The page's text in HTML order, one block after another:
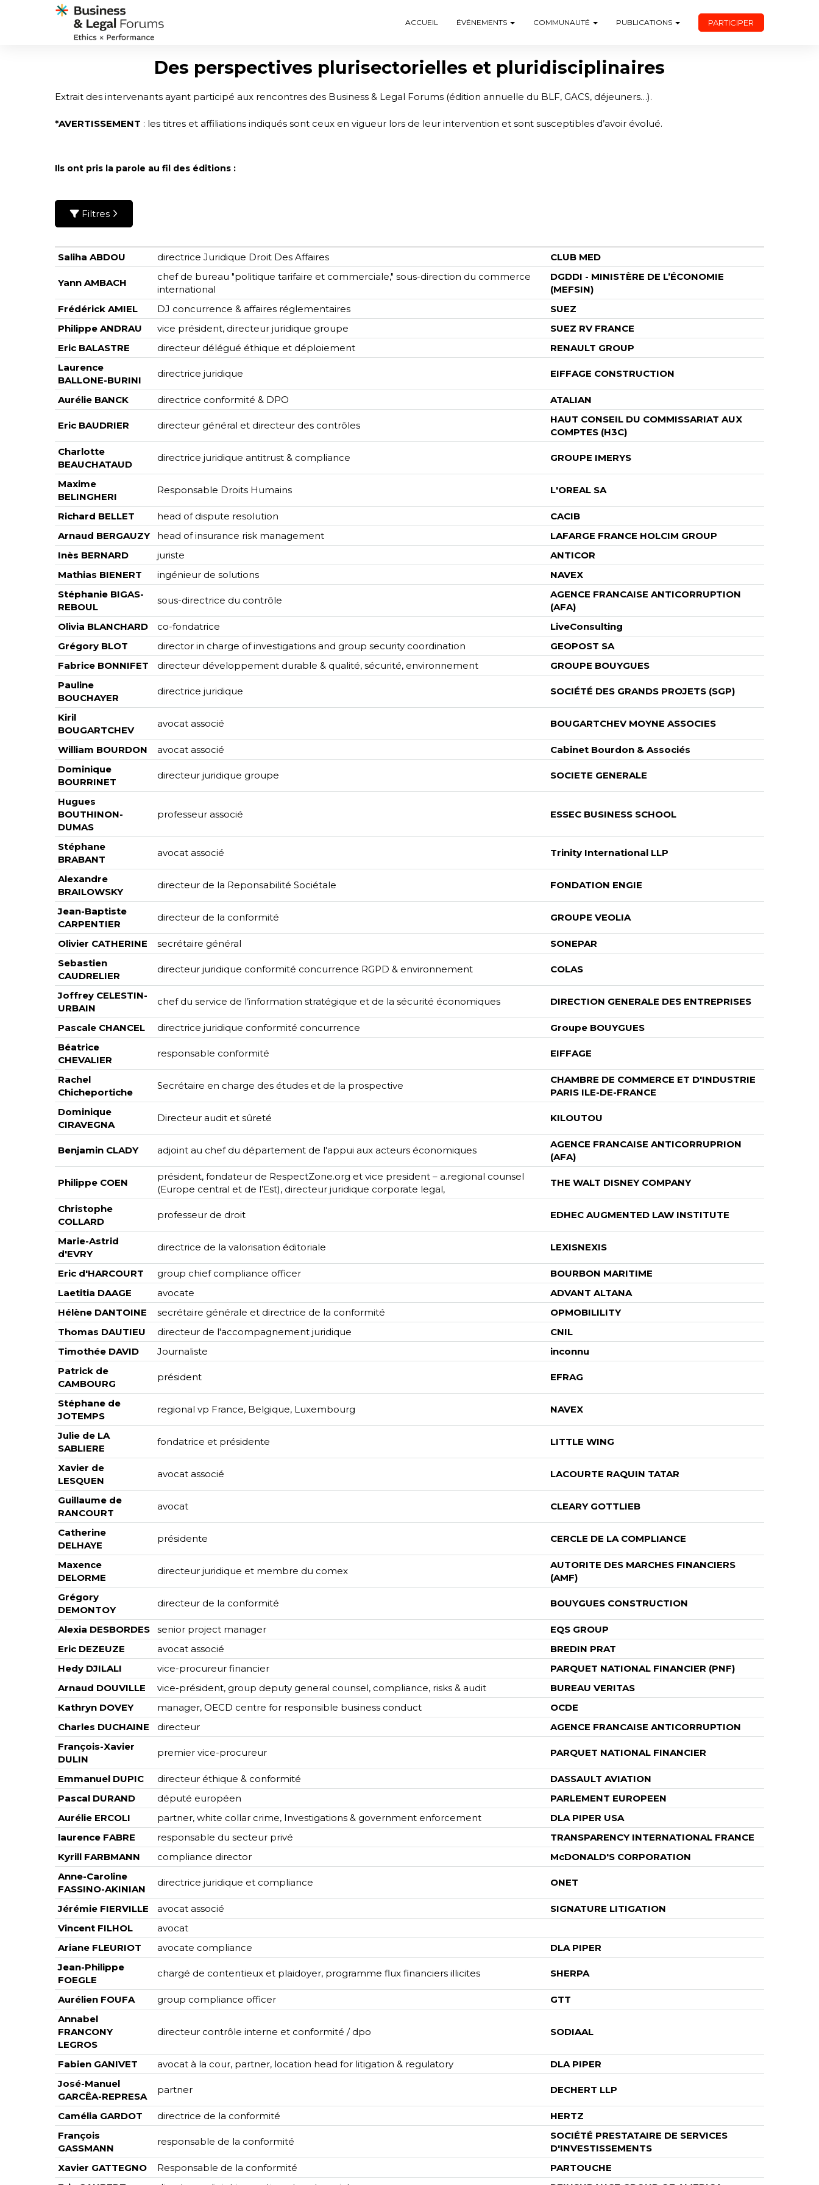
ACCUEIL ÉVÉNEMENTS COMMUNAUTÉ PUBLICATIONS PARTICIPER
Des perspectives plurisectorielles et pluridisciplinaires
Extrait des intervenants ayant participé aux rencontres des Business & Legal Forums (édition annuelle du BLF, GACS, déjeuners…).
*AVERTISSEMENT : les titres et affiliations indiqués sont ceux en vigueur lors de leur intervention et sont susceptibles d’avoir évolué.
Ils ont pris la parole au fil des éditions :
Filtres
Saliha ABDOU directrice Juridique Droit Des Affaires CLUB MED
Yann AMBACH
chef de bureau "politique tarifaire et commerciale," sous-direction du commerce
international
DGDDI - MINISTÈRE DE L’ÉCONOMIE
(MEFSIN)
Frédérick AMIEL
DJ concurrence & affaires réglementaires
SUEZ
Philippe ANDRAU
vice président, directeur juridique groupe
SUEZ RV FRANCE
Eric BALASTRE
directeur délégué éthique et déploiement
RENAULT GROUP
Laurence
BALLONE-BURINI
directrice juridique EIFFAGE CONSTRUCTION
Aurélie BANCK directrice conformité & DPO ATALIAN
Eric BAUDRIER directeur général et directeur des contrôles
HAUT CONSEIL DU COMMISSARIAT AUX
COMPTES (H3C)
Charlotte
BEAUCHATAUD
directrice juridique antitrust & compliance GROUPE IMERYS
Maxime
BELINGHERI
Responsable Droits Humains L'OREAL SA
Richard BELLET head of dispute resolution
CACIB
Arnaud BERGAUZY
head of insurance risk management
LAFARGE FRANCE HOLCIM GROUP
Inès BERNARD
juriste
ANTICOR
Mathias BIENERT
ingénieur de solutions
NAVEX
Stéphanie BIGAS-
REBOUL
sous-directrice du contrôle
AGENCE FRANCAISE ANTICORRUPTION
(AFA)
Olivia BLANCHARD
co-fondatrice
LiveConsulting
Grégory BLOT
director in charge of investigations and group security coordination
GEOPOST SA
Fabrice BONNIFET
directeur développement durable & qualité, sécurité, environnement
GROUPE BOUYGUES
Pauline
BOUCHAYER
directrice juridique SOCIÉTÉ DES GRANDS PROJETS (SGP)
Kiril
BOUGARTCHEV
avocat associé BOUGARTCHEV MOYNE ASSOCIES
William BOURDON avocat associé
Cabinet Bourdon & Associés
Dominique
BOURRINET
directeur juridique groupe SOCIETE GENERALE
Hugues
BOUTHINON-
DUMAS
professeur associé ESSEC BUSINESS SCHOOL
Stéphane
BRABANT
avocat associé Trinity International LLP
Alexandre
BRAILOWSKY
directeur de la Reponsabilité Sociétale FONDATION ENGIE
Jean-Baptiste
CARPENTIER
directeur de la conformité GROUPE VEOLIA
Olivier CATHERINE secrétaire général
SONEPAR
Sebastien
CAUDRELIER
directeur juridique conformité concurrence RGPD & environnement COLAS
Joffrey CELESTIN-
URBAIN
chef du service de l’information stratégique et de la sécurité économiques DIRECTION GENERALE DES ENTREPRISES
Pascale CHANCEL directrice juridique conformité concurrence
Groupe BOUYGUES
Béatrice
CHEVALIER
responsable conformité EIFFAGE
Rachel
Chicheportiche
Secrétaire en charge des études et de la prospective
CHAMBRE DE COMMERCE ET D'INDUSTRIE
PARIS ILE-DE-FRANCE
Dominique
CIRAVEGNA
Directeur audit et sûreté KILOUTOU
Benjamin CLADY adjoint au chef du département de l'appui aux acteurs économiques
AGENCE FRANCAISE ANTICORRUPRION
(AFA)
Philippe COEN
président, fondateur de RespectZone.org et vice president – a.regional counsel
(Europe central et de l’Est), directeur juridique corporate legal,
THE WALT DISNEY COMPANY
Christophe
COLLARD
professeur de droit EDHEC AUGMENTED LAW INSTITUTE
Marie-Astrid
d'EVRY
directrice de la valorisation éditoriale LEXISNEXIS
Eric d'HARCOURT group chief compliance officer
BOURBON MARITIME
Laetitia DAAGE
avocate
ADVANT ALTANA
Hélène DANTOINE
secrétaire générale et directrice de la conformité
OPMOBILILITY
Thomas DAUTIEU
directeur de l'accompagnement juridique
CNIL
Timothée DAVID
Journaliste
inconnu
Patrick de
CAMBOURG
président EFRAG
Stéphane de
JOTEMPS
regional vp France, Belgique, Luxembourg NAVEX
Julie de LA
SABLIERE
fondatrice et présidente LITTLE WING
Xavier de
LESQUEN
avocat associé LACOURTE RAQUIN TATAR
Guillaume de
RANCOURT
avocat CLEARY GOTTLIEB
Catherine
DELHAYE
présidente CERCLE DE LA COMPLIANCE
Maxence
DELORME
directeur juridique et membre du comex
AUTORITE DES MARCHES FINANCIERS
(AMF)
Grégory
DEMONTOY
directeur de la conformité BOUYGUES CONSTRUCTION
Alexia DESBORDES senior project manager
EQS GROUP
Eric DEZEUZE
avocat associé
BREDIN PRAT
Hedy DJILALI
vice-procureur financier
PARQUET NATIONAL FINANCIER (PNF)
Arnaud DOUVILLE
vice-président, group deputy general counsel, compliance, risks & audit
BUREAU VERITAS
Kathryn DOVEY
manager, OECD centre for responsible business conduct
OCDE
Charles DUCHAINE
directeur
AGENCE FRANCAISE ANTICORRUPTION
François-Xavier
DULIN
premier vice-procureur PARQUET NATIONAL FINANCIER
Emmanuel DUPIC directeur éthique & conformité
DASSAULT AVIATION
Pascal DURAND
député européen
PARLEMENT EUROPEEN
Aurélie ERCOLI
partner, white collar crime, Investigations & government enforcement
DLA PIPER USA
laurence FABRE
responsable du secteur privé
TRANSPARENCY INTERNATIONAL FRANCE
Kyrill FARBMANN
compliance director
McDONALD'S CORPORATION
Anne-Caroline
FASSINO-AKINIAN
directrice juridique et compliance ONET
Jérémie FIERVILLE avocat associé
SIGNATURE LITIGATION
Vincent FILHOL
avocat
Ariane FLEURIOT
avocate compliance
DLA PIPER
Jean-Philippe
FOEGLE
chargé de contentieux et plaidoyer, programme flux financiers illicites SHERPA
Aurélien FOUFA group compliance officer
GTT
Annabel
FRANCONY
LEGROS
directeur contrôle interne et conformité / dpo SODIAAL
Fabien GANIVET avocat à la cour, partner, location head for litigation & regulatory
DLA PIPER
José-Manuel
GARCÊA-REPRESA
partner DECHERT LLP
Camélia GARDOT directrice de la conformité
HERTZ
François
GASSMANN
responsable de la conformité
SOCIÉTÉ PRESTATAIRE DE SERVICES
D'INVESTISSEMENTS
Xavier GATTEGNO
Responsable de la conformité
PARTOUCHE